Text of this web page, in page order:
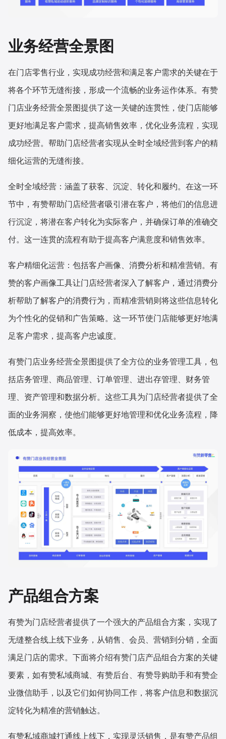
业务经营全景图
在门店零售行业，实现成功经营和满足客户需求的关键在于
将各个环节无缝衔接，形成一个流畅的业务运作体系。有赞
门店业务经营全景图提供了这一关键的连贯性，使门店能够
更好地满足客户需求，提高销售效率，优化业务流程，实现
成功经营。帮助门店经营者实现从全时全域经营到客户的精
细化运营的无缝衔接。
全时全域经营：涵盖了获客、沉淀、转化和履约。在这一环
节中，有赞帮助门店经营者吸引潜在客户，将他们的信息进
行沉淀，将潜在客户转化为实际客户，并确保订单的准确交
付。这一连贯的流程有助于提高客户满意度和销售效率。
客户精细化运营：包括客户画像、消费分析和精准营销。有
赞的客户画像工具让门店经营者深入了解客户，通过消费分
析帮助了解客户的消费行为，而精准营销则将这些信息转化
为个性化的促销和广告策略。这一环节使门店能够更好地满
足客户需求，提高客户忠诚度。
有赞门店业务经营全景图提供了全方位的业务管理工具，包
括店务管理、商品管理、订单管理、进出存管理、财务管
理、资产管理和数据分析。这些工具为门店经营者提供了全
面的业务洞察，使他们能够更好地管理和优化业务流程，降
低成本，提高效率。
产品组合方案
有赞为门店经营者提供了一个强大的产品组合方案，实现了
无缝整合线上线下业务，从销售、会员、营销到分销，全面
满足门店的需求。下面将介绍有赞门店产品组合方案的关键
要素，如有赞私域商城、有赞后台、有赞导购助手和有赞企
业微信助手，以及它们如何协同工作，将客户信息和数据沉
淀转化为精准的营销触达。
有赞私域商城打通线上线下，实现灵活销售，是有赞产品组